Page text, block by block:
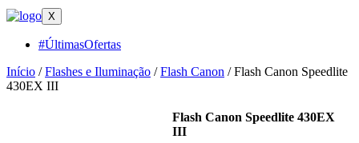
X
#ÚltimasOfertas
Início /Flashes e Iluminação /Flash Canon / Flash Canon Speedlite
430EX III
Flash Canon Speedlite 430EX
III